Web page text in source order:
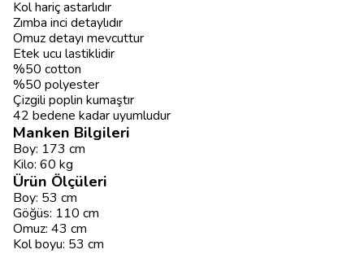
Kol hariç astarlıdır
Zımba inci detaylıdır
Omuz detayı mevcuttur
Etek ucu lastiklidir
%50 cotton
%50 polyester
Çizgili poplin kumaştır
42 bedene kadar uyumludur
Manken Bilgileri
Boy: 173 cm
Kilo: 60 kg
Ürün Ölçüleri
Boy: 53 cm
Göğüs: 110 cm
Omuz: 43 cm
Kol boyu: 53 cm